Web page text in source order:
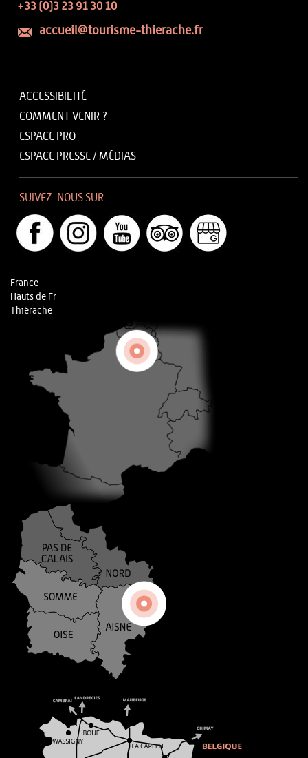
+33 (0)3 23 91 30 10
accueil@tourisme-thierache.fr
ACCESSIBILITÉ
COMMENT VENIR ?
ESPACE PRO
ESPACE PRESSE / MÉDIAS
SUIVEZ-NOUS SUR
France
Hauts de Fr
Thiérache